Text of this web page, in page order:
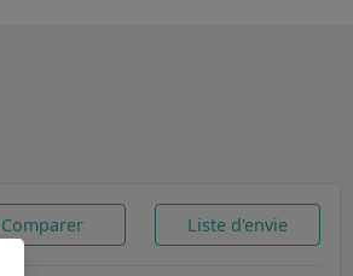
Comparer Liste d'envie